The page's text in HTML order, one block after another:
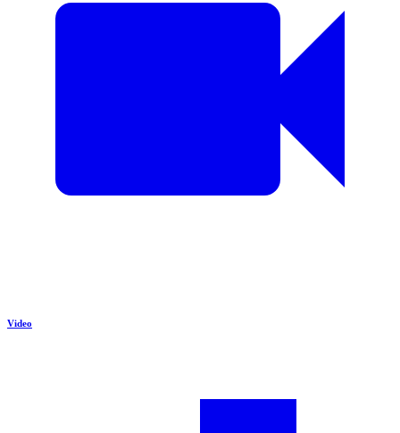
Video